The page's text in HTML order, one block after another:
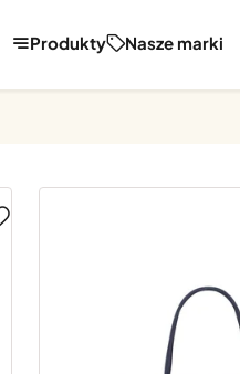
Produkty Nasze marki